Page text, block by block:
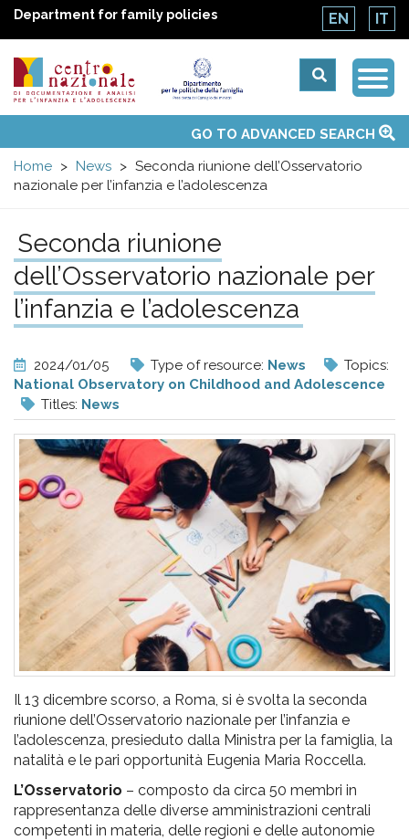
Department for family policies EN IT
Centro
nazionale
di
Documentazione
e
analisi
pr
l'infanzia
e
l'adolescenza
menuTopics
Activities
UN Convention
National ObservatoriesGO TO ADVANCED SEARCH
Home
News
Seconda riunione dell’Osservatorio
nazionale per l’infanzia e l’adolescenza
Seconda riunione
dell’Osservatorio nazionale per
l’infanzia e l’adolescenza
2024/01/05 Type of resource: News
Topics:
National Observatory on Childhood and Adolescence
Titles: News
Il 13 dicembre scorso, a Roma, si è svolta la seconda
riunione dell’Osservatorio nazionale per l’infanzia e
l’adolescenza, presieduto dalla Ministra per la famiglia, la
natalità e le pari opportunità Eugenia Maria Roccella.
L’Osservatorio – composto da circa 50 membri in
rappresentanza delle diverse amministrazioni centrali
competenti in materia, delle regioni e delle autonomie